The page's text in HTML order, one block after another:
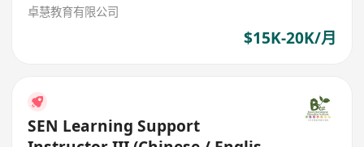
卓慧教育有限公司
$15K-20K/月
SEN Learning Support